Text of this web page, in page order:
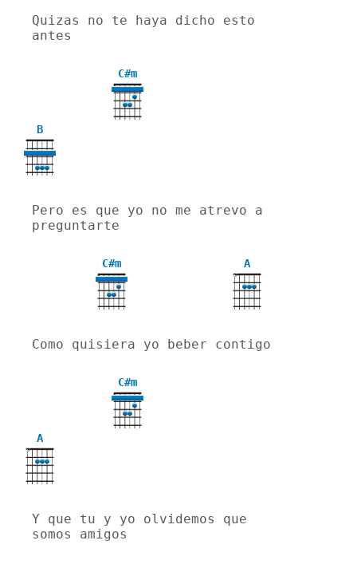
Quizas no te haya dicho esto
antes
C#m
4
B
Pero es que yo no me atrevo a
preguntarte
C#m
4
A
X
Como quisiera yo beber contigo
C#m
4
A
X
Y que tu y yo olvidemos que
somos amigos